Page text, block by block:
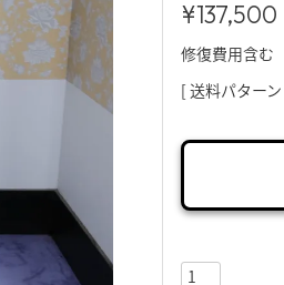
¥137,500
修復費用含む
送料パターン